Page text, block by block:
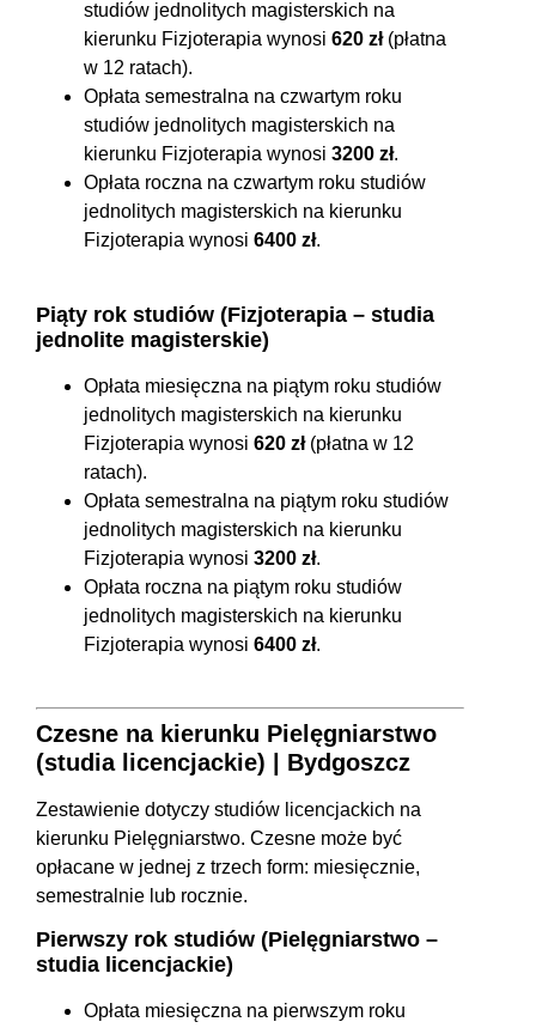
studiów jednolitych magisterskich na
kierunku Fizjoterapia wynosi 620 zł(płatna
w 12 ratach).
Opłata semestralna na czwartym roku
studiów jednolitych magisterskich na
kierunku Fizjoterapia wynosi 3200 zł.
Opłata roczna na czwartym roku studiów
jednolitych magisterskich na kierunku
Fizjoterapia wynosi 6400 zł.
Piąty rok studiów (Fizjoterapia – studia
jednolite magisterskie)
Opłata miesięczna na piątym roku studiów
jednolitych magisterskich na kierunku
Fizjoterapia wynosi 620 zł(płatna w 12
ratach).
Opłata semestralna na piątym roku studiów
jednolitych magisterskich na kierunku
Fizjoterapia wynosi 3200 zł.
Opłata roczna na piątym roku studiów
jednolitych magisterskich na kierunku
Fizjoterapia wynosi 6400 zł.
Czesne na kierunku Pielęgniarstwo
(studia licencjackie) | Bydgoszcz
Zestawienie dotyczy studiów licencjackich na
kierunku Pielęgniarstwo. Czesne może być
opłacane w jednej z trzech form: miesięcznie,
semestralnie lub rocznie.
Pierwszy rok studiów (Pielęgniarstwo –
studia licencjackie)
Opłata miesięczna na pierwszym roku